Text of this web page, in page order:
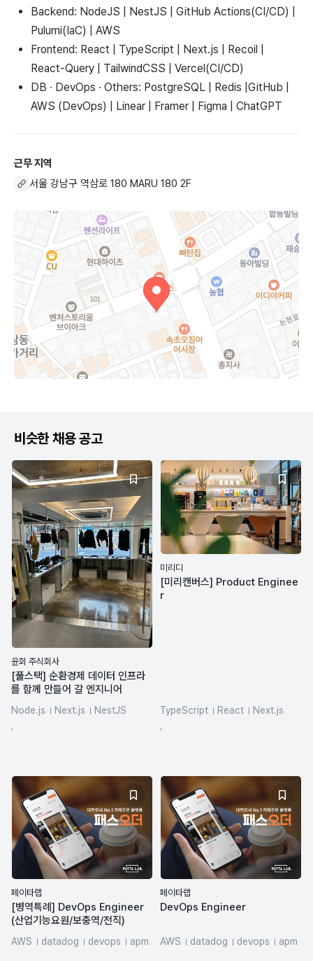
Backend: NodeJS | NestJS | GitHub Actions(CI/CD) |
Pulumi(IaC) | AWS
Frontend: React | TypeScript | Next.js | Recoil |
React-Query | TailwindCSS | Vercel(CI/CD)
DB · DevOps · Others: PostgreSQL | Redis |GitHub |
AWS (DevOps) | Linear | Framer | Figma | ChatGPT
근무 지역
서울 강남구 역삼로 180 MARU 180 2F
비슷한 채용 공고
윤회 주식회사
[풀스택] 순환경제 데이터 인프라
를 함께 만들어 갈 엔지니어
Node.js Next.js
NestJS
미리디
[미리캔버스] Product Enginee
r
TypeScript React
Next.js
페이타랩
[병역특례] DevOps Engineer
(산업기능요원/보충역/전직)
AWS datadog devops
apm
페이타랩
DevOps Engineer
AWS datadog devops
apm